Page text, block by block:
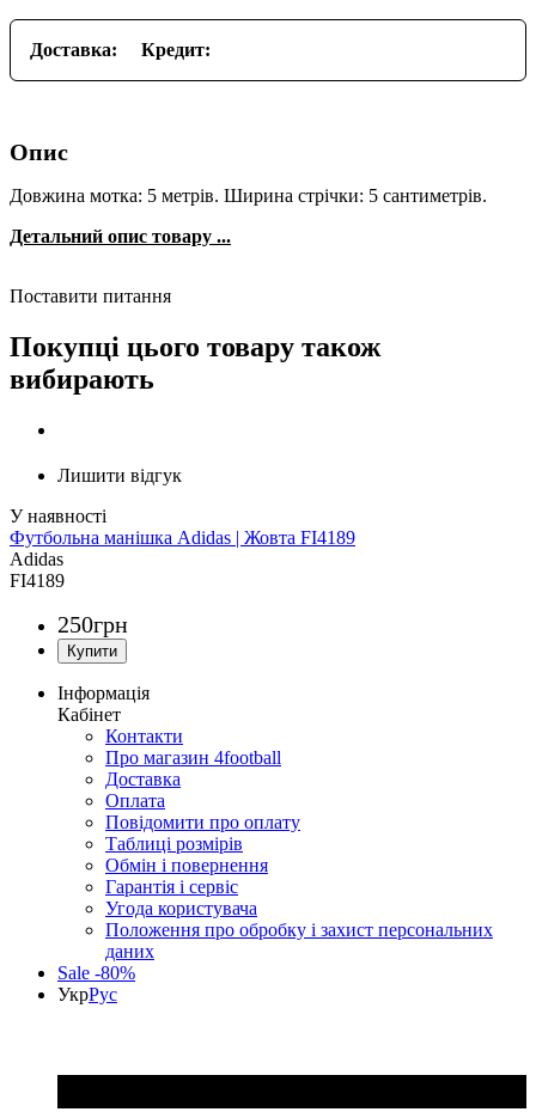
Доставка: Кредит:
Опис
Довжина мотка: 5 метрів. Ширина стрічки: 5 сантиметрів.
Детальний опис товару ...
Поставити питання
Покупці цього товару також
вибирають
Лишити відгук
Футбольна манішка Adidas | Жовта FI4189
Adidas
FI4189
250грн
Інформація
Кабінет
Контакти
Про магазин 4football
Доставка
Оплата
Повідомити про оплату
Таблиці розмірів
Обмін і повернення
Гарантія і сервіс
Угода користувача
Положення про обробку і захист персональних
даних
Sale -80%
УкрРус